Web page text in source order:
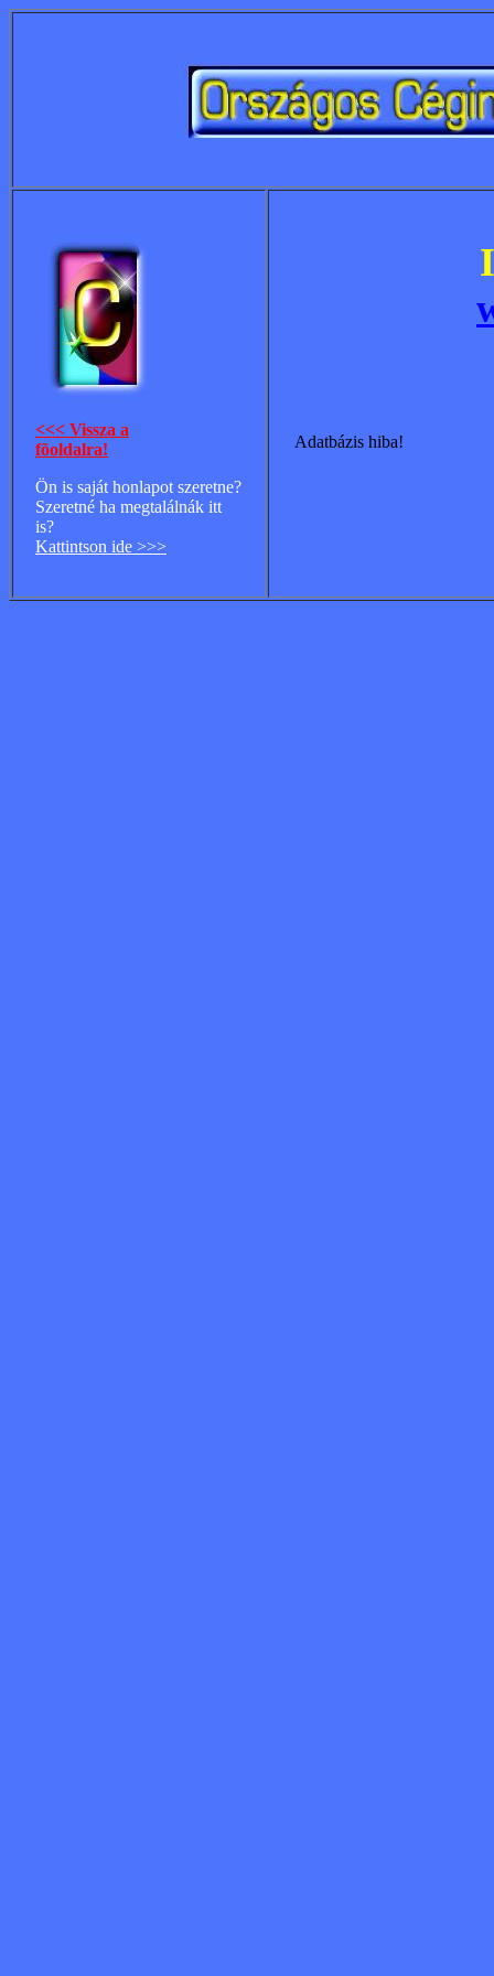
<<< Vissza a
fõoldalra!
Ön is saját honlapot szeretne?
Szeretné ha megtalálnák itt
is?
Kattintson ide >>>
Adatbázis hiba!